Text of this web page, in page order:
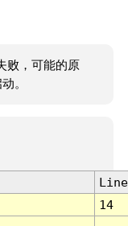
败，可能的原
。
Line
14